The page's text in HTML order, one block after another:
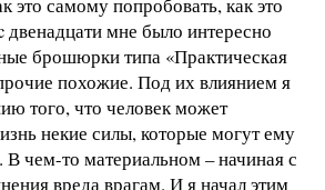
это самому попробовать, как это
двенадцати мне было интересно
брошюрки типа «Практическая
похожие. Под их влиянием я
того, что человек может
некие силы, которые могут ему
В чем-то материальном – начиная с
вреда врагам. И я начал этим